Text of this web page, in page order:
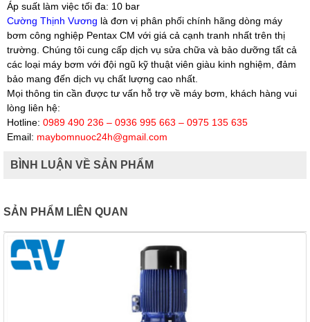
Áp suất làm việc tối đa: 10 bar
Cường Thịnh Vương là đơn vị phân phối chính hãng dòng máy
bơm công nghiệp Pentax CM với giá cả cạnh tranh nhất trên thị
trường. Chúng tôi cung cấp dịch vụ sửa chữa và bảo dưỡng tất cả
các loại máy bơm với đội ngũ kỹ thuật viên giàu kinh nghiệm, đảm
bảo mang đến dịch vụ chất lượng cao nhất.
Mọi thông tin cần được tư vấn hỗ trợ về máy bơm, khách hàng vui
lòng liên hệ:
Hotline: 0989 490 236 – 0936 995 663 – 0975 135 635
Email: maybomnuoc24h@gmail.com
BÌNH LUẬN VỀ SẢN PHẨM
SẢN PHẨM LIÊN QUAN